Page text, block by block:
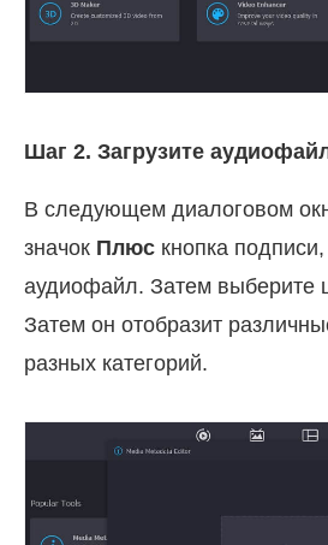
Шаг 2. Загрузите
В следующем диалоговом
значок Плюс кнопка
аудиофайл. Затем выберите
Затем он отобразит
разных категорий.